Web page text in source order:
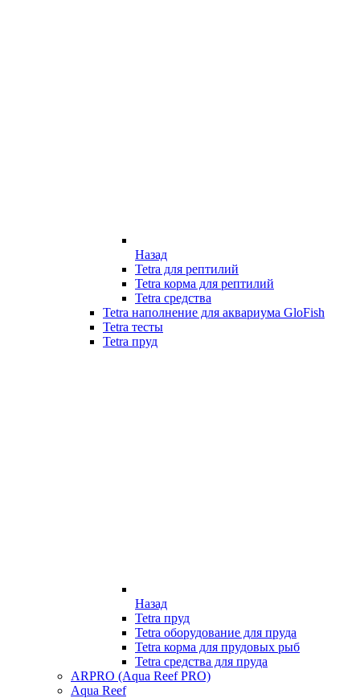
Назад
Tetra для рептилий
Tetra корма для рептилий
Tetra средства
Tetra наполнение для аквариума GloFish
Tetra тесты
Tetra пруд
Назад
Tetra пруд
Tetra оборудование для пруда
Tetra корма для прудовых рыб
Tetra средства для пруда
ARPRO (Aqua Reef PRO)
Aqua Reef